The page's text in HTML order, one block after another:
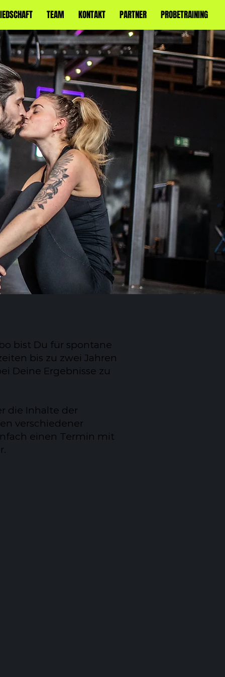
TEAM KONTAKT PARTNER PROBETRAINING
bist Du für spontane
bis zu zwei Jahren
Deine Ergebnisse zu
die Inhalte der
verschiedener
einen Termin mit